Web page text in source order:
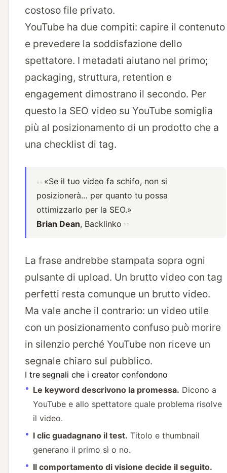
costoso file privato.
YouTube ha due compiti: capire il contenuto
e prevedere la soddisfazione dello
spettatore. I metadati aiutano nel primo;
packaging, struttura, retention e
engagement dimostrano il secondo. Per
questo la SEO video su YouTube somiglia
più al posizionamento di un prodotto che a
una checklist di tag.
«Se il tuo video fa schifo, non si
posizionerà… per quanto tu possa
ottimizzarlo per la SEO.»
Brian Dean, Backlinko
La frase andrebbe stampata sopra ogni
pulsante di upload. Un brutto video con tag
perfetti resta comunque un brutto video.
Ma vale anche il contrario: un video utile
con un posizionamento confuso può morire
in silenzio perché YouTube non riceve un
segnale chiaro sul pubblico.
I tre segnali che i creator confondono
Le keyword descrivono la promessa. Dicono a
YouTube e allo spettatore quale problema risolve
il video.
I clic guadagnano il test. Titolo e thumbnail
generano il primo sì o no.
Il comportamento di visione decide il seguito.